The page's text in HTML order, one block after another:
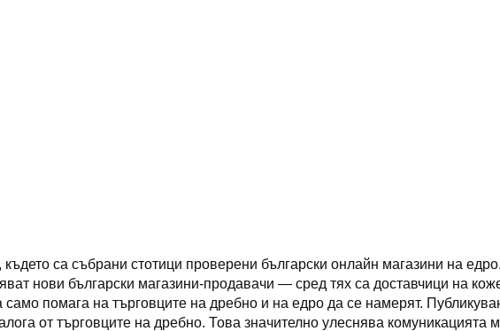
са събрани стотици проверени български онлайн магазини на
нови български магазини-продавачи — сред тях са доставчици на
помага на търговците на дребно и на едро да се намерят.
от търговците на дребно. Това значително улеснява комуникацията